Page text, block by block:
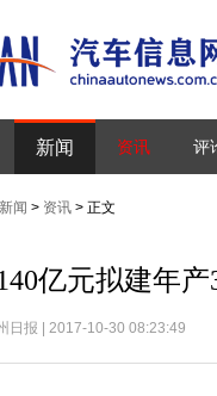
新闻 资讯 评
新闻 > 资讯 > 正文
亿元拟建年
日报 | 2017-10-30 08:23:49